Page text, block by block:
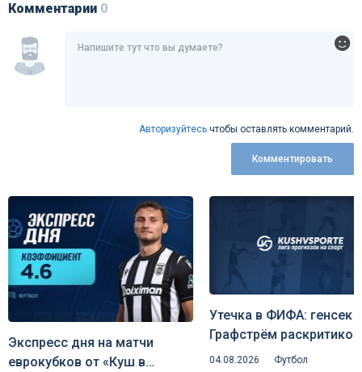
Комментарии 0
Авторизуйтесь чтобы оставлять комментарий.
Комментировать
Экспресс дня на матчи
еврокубков от «Куш в
Утечка в ФИФА: генсек
Графстрём
план Инфантино отдать
04.08.2026 Футбол